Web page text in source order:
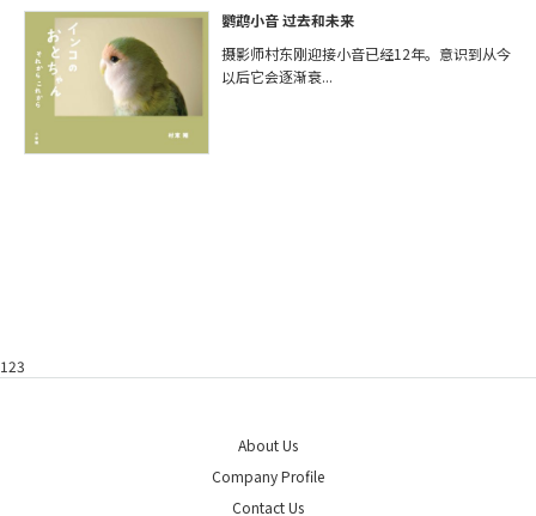
鹦鹉小音 过去和未来
摄影师村东刚迎接小音已经12年。意识到从今
以后它会逐渐衰...
123
About Us
Company Profile
Contact Us